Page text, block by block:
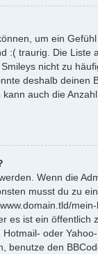
um ein
:( traurig. Die Liste
nicht zu
deshalb deinen
auch die
Wenn die
musst du zu
es ist ein öffentlich
oder
benutze den